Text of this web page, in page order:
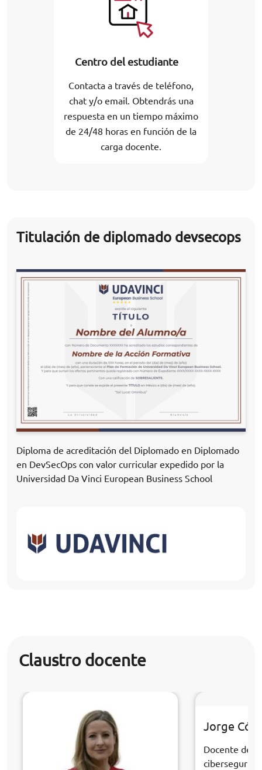
Centro del estudiante
Contacta a través de teléfono,
chat y/o email. Obtendrás una
respuesta en un tiempo máximo
de 24/48 horas en función de la
carga docente.
Titulación de diplomado devsecops
Diploma de acreditación del Diplomado en Diplomado
en DevSecOps con valor curricular expedido por la
Universidad Da Vinci European Business School
Claustro docente
Jorge
Docente de